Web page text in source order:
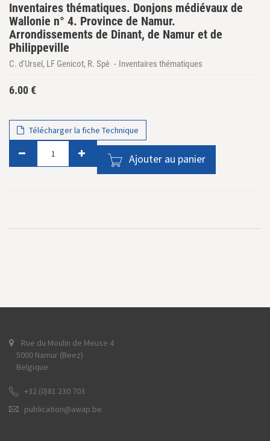
Inventaires thématiques. Donjons médiévaux de
Wallonie n° 4. Province de Namur.
Arrondissements de Dinant, de Namur et de
Philippeville
C. d'Ursel, LF Genicot, R. Spè Inventaires thématiques
6.00€
Télécharger la fiche Technique
Ajouter au panier
Rue du Moulin de Meuse 4
5000 Namur (Beez)
Belgique
+32 (0)81 230 703
publication@awap.be